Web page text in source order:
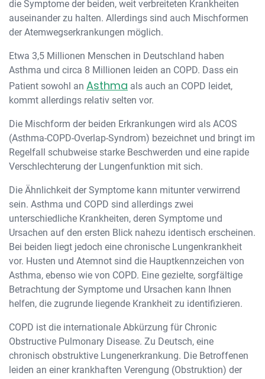
die Symptome der beiden, weit verbreiteten Krankheiten
auseinander zu halten. Allerdings sind auch Mischformen
der Atemwegserkrankungen möglich.
Etwa 3,5 Millionen Menschen in Deutschland haben
Asthma und circa 8 Millionen leiden an COPD. Dass ein
Patient sowohl an Asthma als auch an COPD leidet,
kommt allerdings relativ selten vor.
Die Mischform der beiden Erkrankungen wird als ACOS
(Asthma-COPD-Overlap-Syndrom) bezeichnet und bringt im
Regelfall schubweise starke Beschwerden und eine rapide
Verschlechterung der Lungenfunktion mit sich.
Die Ähnlichkeit der Symptome kann mitunter verwirrend
sein. Asthma und COPD sind allerdings zwei
unterschiedliche Krankheiten, deren Symptome und
Ursachen auf den ersten Blick nahezu identisch erscheinen.
Bei beiden liegt jedoch eine chronische Lungenkrankheit
vor. Husten und Atemnot sind die Hauptkennzeichen von
Asthma, ebenso wie von COPD. Eine gezielte, sorgfältige
Betrachtung der Symptome und Ursachen kann Ihnen
helfen, die zugrunde liegende Krankheit zu identifizieren.
COPD ist die internationale Abkürzung für Chronic
Obstructive Pulmonary Disease. Zu Deutsch, eine
chronisch obstruktive Lungenerkrankung. Die Betroffenen
leiden an einer krankhaften Verengung (Obstruktion) der